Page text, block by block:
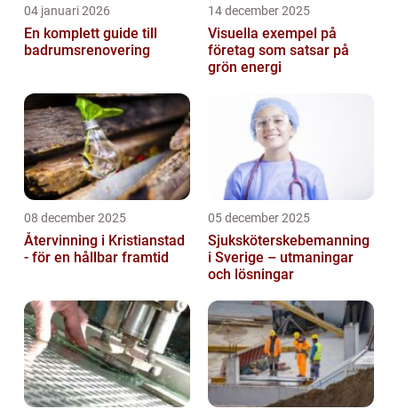
04 januari 2026
En komplett guide till
badrumsrenovering
14 december 2025
Visuella exempel på
företag som satsar på
grön energi
08 december 2025
Återvinning i Kristianstad
- för en hållbar framtid
05 december 2025
Sjuksköterskebemanning
i Sverige – utmaningar
och lösningar